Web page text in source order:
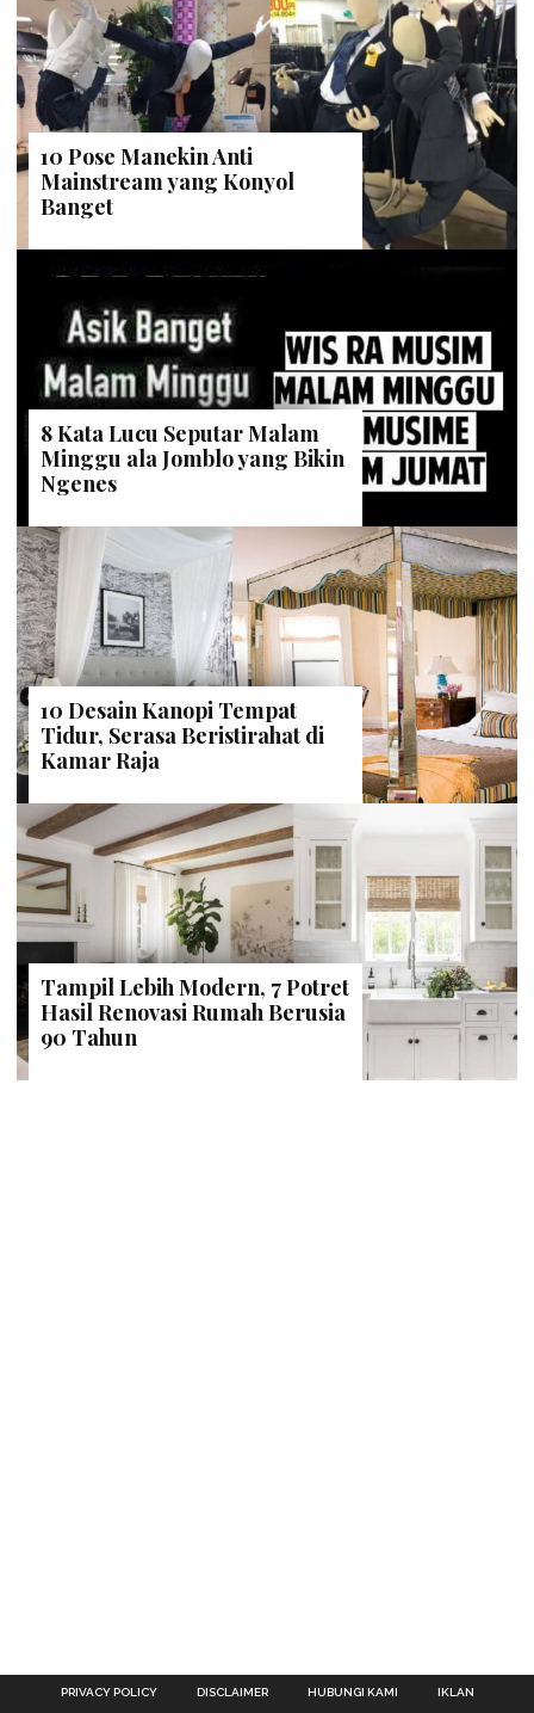
10 Pose Manekin Anti
Mainstream yang Konyol
Banget
8 Kata Lucu Seputar Malam
Minggu ala Jomblo yang Bikin
Ngenes
10 Desain Kanopi Tempat
Tidur, Serasa Beristirahat di
Kamar Raja
Tampil Lebih Modern, 7 Potret
Hasil Renovasi Rumah Berusia
90 Tahun
PRIVACY POLICY DISCLAIMER HUBUNGI KAMI IKLAN